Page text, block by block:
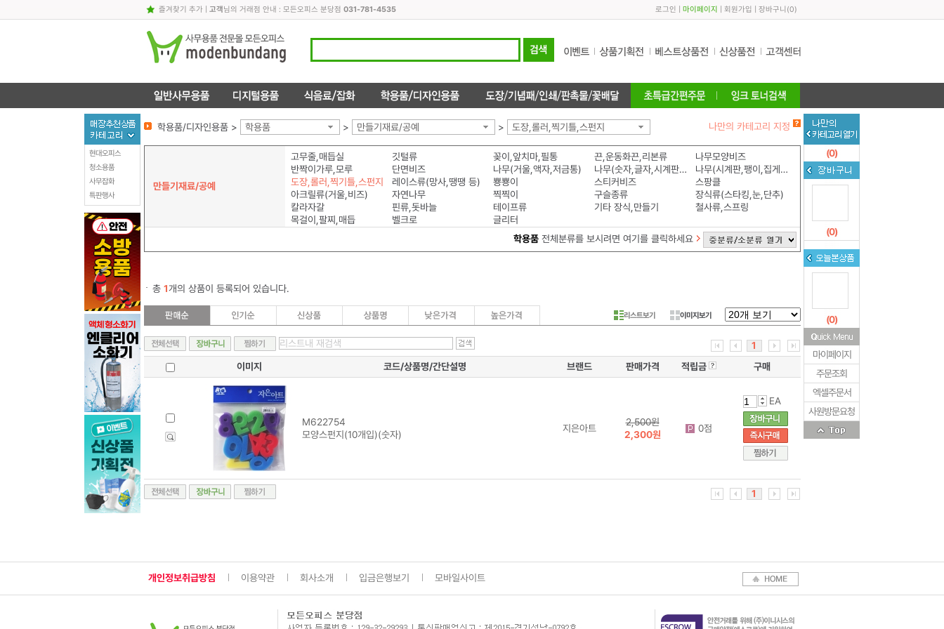
즐겨찾기 추가| 고객님의 거래점 안내 : 모든오피스 분당점 031-781-4535 로그인 마이페이지 회원가입 장바구니 (0)
학용품/디자인용품 > 학용품 > 만들기재료/공예 > 도장,롤러,찍기틀,스펀지 나만의 카테고리 지정
만들기재료/공예
고무줄,매듭실 깃털류 꽂이,앞치마,필통 끈,운동화끈,리본류
나무모양비즈
반짝이가루,모루
단면비즈 나무(거울,액자,저금통) 나무(숫자,글자,시계판,알파벳)
나무(시계판,팽이,집게,모형)
도장,롤러,찍기틀,스펀지
레이스류(망사,땡땡 등) 뿅뿅이 스티커비즈
스팡클
아크릴류(거울,비즈)
자연나무 찍찍이 구슬종류
장식류(스타킹,눈,단추)
칼라자갈
핀류,돗바늘 테이프류 기타 장식,만들기
철사류,스프링
목걸이,팔찌,매듭
벨크로
글리터
학용품전체분류를 보시려면 여기를 클릭하세요
총 1개의 상품이 등록되어 있습니다.
리스트보기 이미지보기
1
이미지
코드/상품명/간단설명 브랜드 판매가격 적립금 구매
M622754
모양스펀지(10개입)(숫자)
지은아트
2,500원
2,300원
0점
EA
1
현대오피스
청소용품
사무잡화
특판행사
(0)
(0)
(0)
마이페이지
주문조회
엑셀주문서
사원방문요청
개인정보취급방침 이용약관 회사소개 입금은행보기 모바일사이트